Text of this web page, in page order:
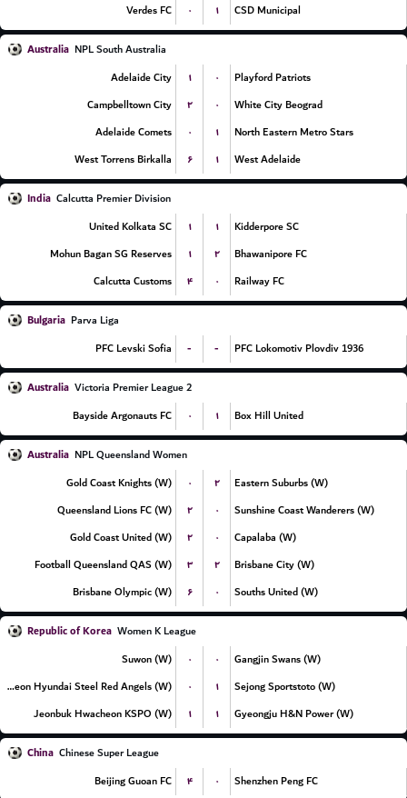
Verdes FC
۰ ۱ CSD Municipal
Australia NPL South Australia
Adelaide City
۱ ۰
Playford Patriots
Campbelltown City
۲ ۰
White City Beograd
Adelaide Comets
۰ ۱
North Eastern Metro Stars
West Torrens Birkalla
۶ ۱ West Adelaide
India Calcutta Premier Division
United Kolkata SC
۱ ۱
Kidderpore SC
Mohun Bagan SG Reserves
۱ ۲
Bhawanipore FC
Calcutta Customs
۴ ۰ Railway FC
Bulgaria Parva Liga
PFC Levski Sofia
- - PFC Lokomotiv Plovdiv 1936
Australia Victoria Premier League 2
Bayside Argonauts FC
۰ ۱ Box Hill United
Australia NPL Queensland Women
Gold Coast Knights (W)
۰ ۲
Eastern Suburbs (W)
Queensland Lions FC (W)
۲ ۰
Sunshine Coast Wanderers (W)
Gold Coast United (W)
۲ ۰
Capalaba (W)
Football Queensland QAS (W)
۳ ۲
Brisbane City (W)
Brisbane Olympic (W)
۶ ۰ Souths United (W)
Republic of Korea Women K League
Suwon (W)
۰ ۰
Gangjin Swans (W)
Incheon Hyundai Steel Red Angels (W)
۰ ۱
Sejong Sportstoto (W)
Jeonbuk Hwacheon KSPO (W)
۱ ۱ Gyeongju H&N Power (W)
China Chinese Super League
Beijing Guoan FC
۴ ۰ Shenzhen Peng FC